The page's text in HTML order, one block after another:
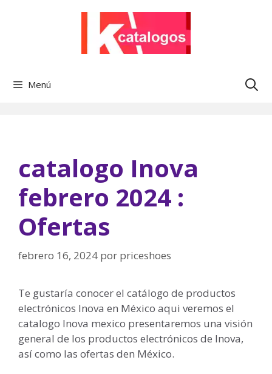
Menú
catalogo Inova
febrero 2024 :
Ofertas
febrero 16, 2024 por priceshoes
Te gustaría conocer el catálogo de productos
electrónicos Inova en México aqui veremos el
catalogo Inova mexico presentaremos una visión
general de los productos electrónicos de Inova,
así como las ofertas den México.